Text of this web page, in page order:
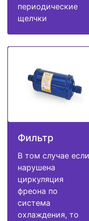
периодические
щелчки
Фильтр
В том случае если
нарушена
циркуляция
фреона по
система
охлаждения, то